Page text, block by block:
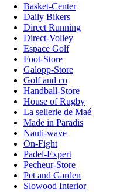
Basket-Center
Daily Bikers
Direct Running
Direct-Volley
Espace Golf
Foot-Store
Galopp-Store
Golf and co
Handball-Store
House of Rugby
La sellerie de Maé
Made in Paradis
Nauti-wave
On-Fight
Padel-Expert
Pecheur-Store
Pet and Garden
Slowood Interior